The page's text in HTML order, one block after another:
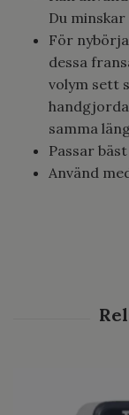
Du
För
dessa
volym sett
samma
Passar
Använd